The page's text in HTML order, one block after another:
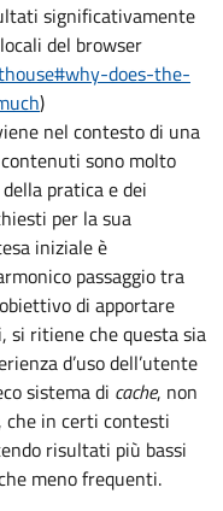
significativamente
del browser
does-the-
)
nel contesto di una
sono molto
pratica e dei
per la sua
iniziale è
passaggio tra
di apportare
si ritiene che questa sia
d’uso dell’utente
sistema di cache, non
che in certi contesti
risultati più bassi
meno frequenti.